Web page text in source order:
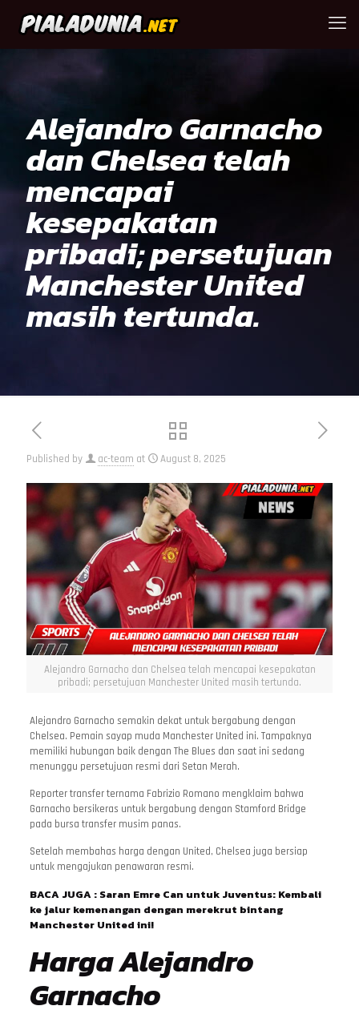
Alejandro Garnacho
dan Chelsea telah
mencapai
kesepakatan
pribadi; persetujuan
Manchester United
masih tertunda.
Published by ac-team at August 8, 2025
Alejandro Garnacho dan Chelsea telah mencapai kesepakatan
pribadi; persetujuan Manchester United masih tertunda.
Alejandro Garnacho semakin dekat untuk bergabung dengan
Chelsea. Pemain sayap muda Manchester United ini. Tampaknya
memiliki hubungan baik dengan The Blues dan saat ini sedang
menunggu persetujuan resmi dari Setan Merah.
Reporter transfer ternama Fabrizio Romano mengklaim bahwa
Garnacho bersikeras untuk bergabung dengan Stamford Bridge
pada bursa transfer musim panas.
Setelah membahas harga dengan United, Chelsea juga bersiap
untuk mengajukan penawaran resmi.
BACA JUGA : Saran Emre Can untuk Juventus: Kembali
ke jalur kemenangan dengan merekrut bintang
Manchester United ini!
Harga Alejandro
Garnacho